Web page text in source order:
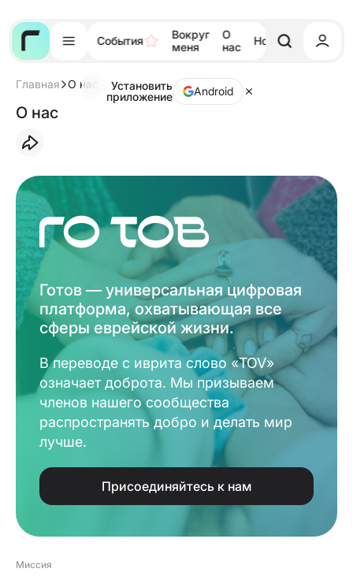
События
Вокруг
меня
О
нас
Новости Тора
Установить
приложение
Android
Главная О нас
О нас
Готов — универсальная цифровая
платформа, охватывающая все
сферы еврейской жизни.
В переводе с иврита слово «TOV»
означает доброта. Мы призываем
членов нашего сообщества
распространять добро и делать мир
лучше.
Присоединяйтесь к нам
Миссия